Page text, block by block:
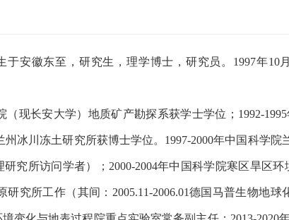
于安徽东至 ，研究生，理学博士，研究员。 1997年10
（现长安大学）地质矿产勘探系获学士学位； 1992-1995
冰川冻土研究所获博士学位。 1997-2000年中国科学院
究所访问学者）； 2000-2004年中国科学院寒区旱区环
研究所工作（其间： 2005.11-2006.01德国马普生物地球